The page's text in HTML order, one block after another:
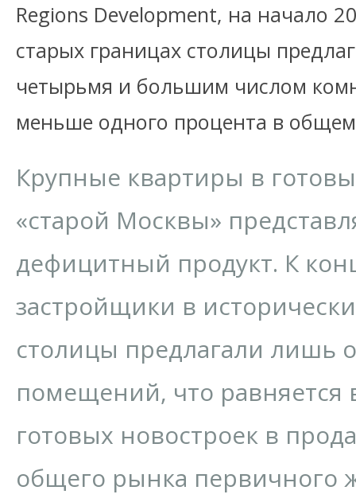
Regions Development, на начало
старых границах столицы
четырьмя и большим числом
меньше одного процента в
Крупные квартиры в
«старой Москвы»
дефицитный продукт. К
застройщики в
столицы предлагали лишь
помещений, что равняется
готовых новостроек в
общего рынка первичного